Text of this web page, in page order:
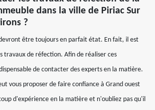
dans la ville de Piriac Sur
?
être toujours en parfait état. En fait, il est
travaux de réfection. Afin de réaliser ces
de contacter des experts en la matière.
vous proposer de faire confiance à Grand ouest
d'expérience en la matière et n'oubliez pas qu'il